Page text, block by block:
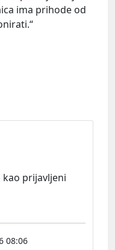
ima prihode od
prijavljeni
08:06